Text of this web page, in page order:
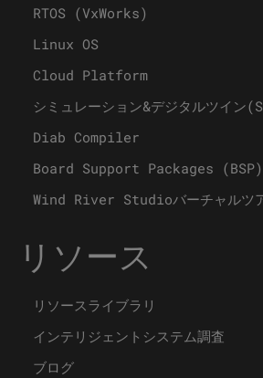
RTOS (VxWorks)
Linux OS
Cloud Platform
シミュレーション&デジタルツイン
Diab Compiler
Board Support Packages (BSP)
Wind River Studioバーチャルツ
リソース
リソースライブラリ
インテリジェントシステム調査
ブログ